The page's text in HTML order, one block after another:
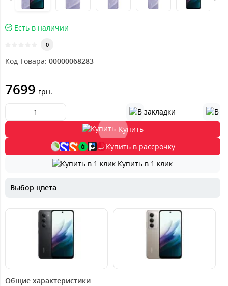
Есть в наличии
0
Код Товара: 00000068283
7699 грн.
Купить
Купить в рассрочку
Купить в 1 клик
Выбор цвета
7699 грн.
Общие характеристики